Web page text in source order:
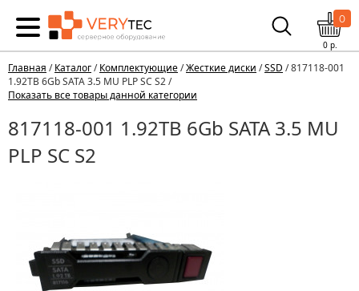
0
0р.
Главная /Каталог/Комплектующие/Жесткие диски /SSD / 817118-001
1.92TB 6Gb SATA 3.5 MU PLP SC S2 /
Показать все товары данной категории
817118-001 1.92TB 6Gb SATA 3.5 MU
PLP SC S2